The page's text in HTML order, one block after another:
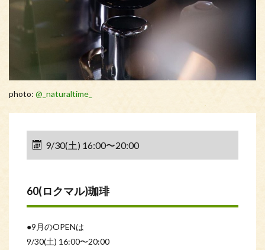
⁡photo: @_naturaltime_
9/30(土) 16:00〜20:00
60(ロクマル)珈琲
●9月のOPENは
9/30(土) 16:00〜20:00